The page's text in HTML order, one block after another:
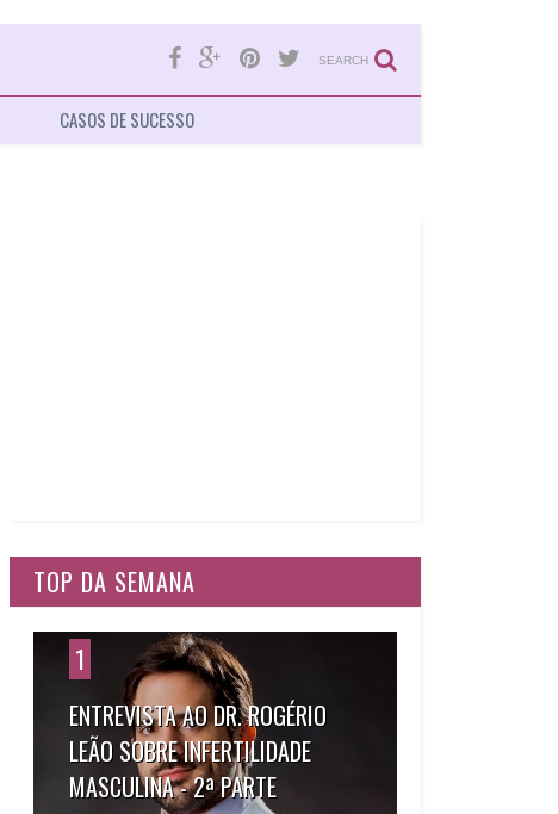
SEARCH
CASOS DE SUCESSO
TOP DA SEMANA
1
ENTREVISTA AO DR. ROGÉRIO
LEÃO SOBRE INFERTILIDADE
MASCULINA - 2ª PARTE